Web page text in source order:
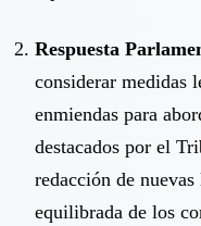
Respuesta
considerar medidas
enmiendas para
destacados por el
redacción de
equilibrada de los